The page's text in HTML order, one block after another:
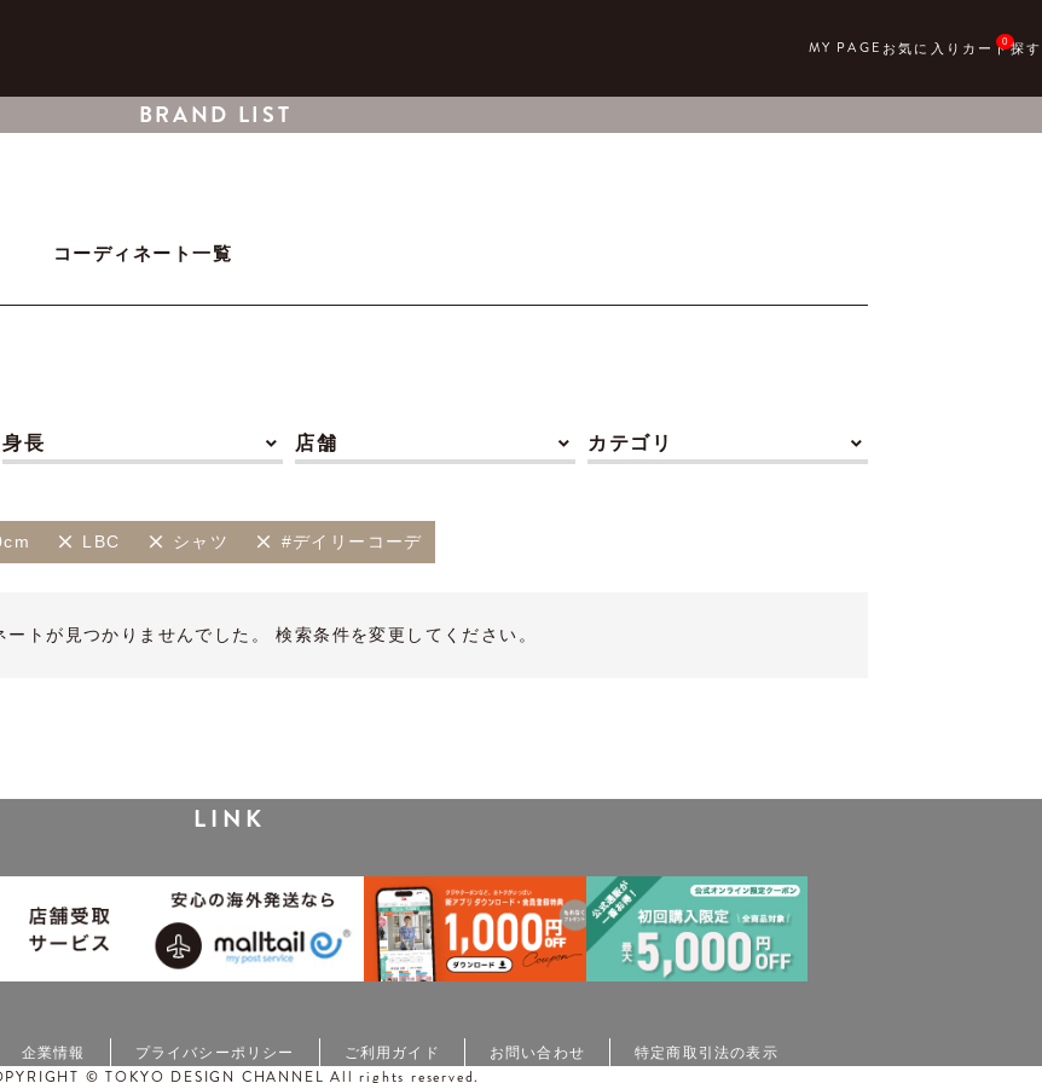
0
BRAND LIST
コーディネート一覧
身長 店舗 カテゴリ
LBC シャツ #デイリーコーデ
トが見つかりませんでした。 検索条件を変更してください。
LINK
企業情報 プライバシーポリシー ご利用ガイド お問い合わせ 特定商取引法の表示
© TOKYO DESIGN CHANNEL All rights reserved.